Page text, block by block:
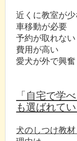
近くに教室が
車移動が必要
予約が取れない
費用が高い
愛犬が外で興奮
「自宅で学
も選ばれてい
犬のしつけ教